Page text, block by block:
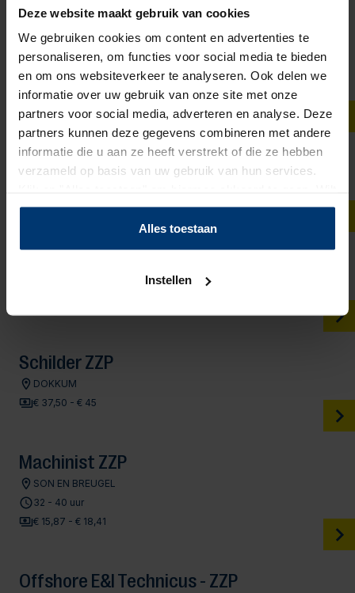
Deze website maakt gebruik van cookies
We gebruiken cookies om content en advertenties te
personaliseren, om functies voor social media te bieden
en om ons websiteverkeer te analyseren. Ook delen we
informatie over uw gebruik van onze site met onze
partners voor social media, adverteren en analyse. Deze
partners kunnen deze gegevens combineren met andere
informatie die u aan ze heeft verstrekt of die ze hebben
verzameld op basis van uw gebruik van hun services.
u liever geen cookies, klik dan op "instellen". Op onze
kunt u meer lezen over onze cookies.
Alles toestaan
Instellen
Offshore Instrumentatiefitter (I-fitter) -
ZZP
Schilder ZZP
Schilder ZZP
DOKKUM
€ 37,50 - € 45
Machinist ZZP
SON EN BREUGEL
32 - 40 uur
€ 15,87 - € 18,41
Offshore E&I Technicus - ZZP